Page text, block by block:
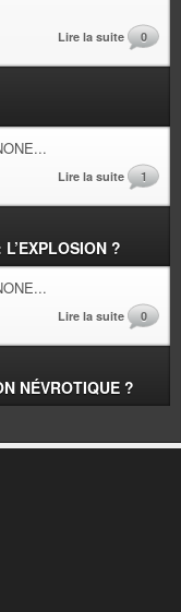
Lire la suite 0
Lire la suite 1
?
Lire la suite 0
NÉVROTIQUE ?